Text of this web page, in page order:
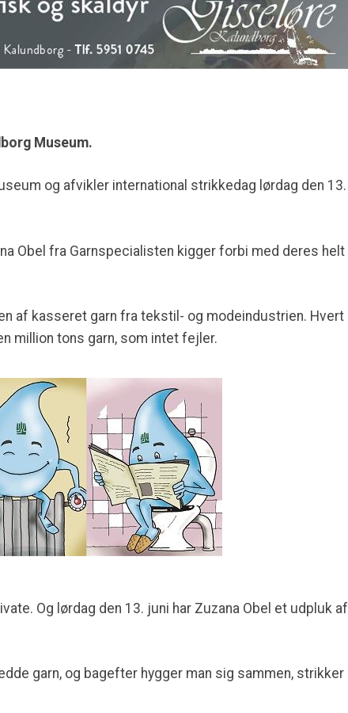
Museum.
og afvikler international strikkedag lørdag den 13.
Obel fra Garnspecialisten kigger forbi med deres helt
af kasseret garn fra tekstil- og modeindustrien. Hvert
million tons garn, som intet fejler.
Og lørdag den 13. juni har Zuzana Obel et udpluk af
garn, og bagefter hygger man sig sammen, strikker